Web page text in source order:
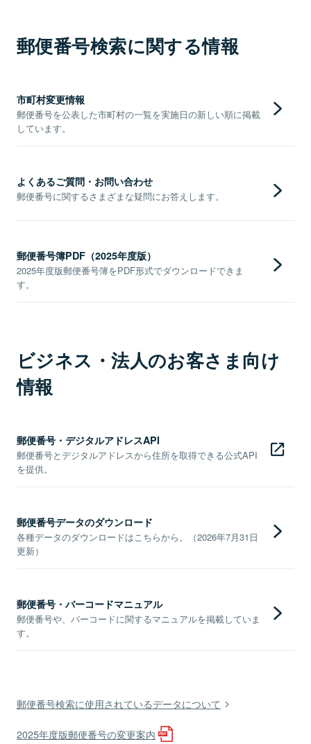
郵便番号検索に関する情報
市町村変更情報
郵便番号を公表した市町村の一覧を実施日の新しい順に掲載
しています。
よくあるご質問・お問い合わせ
郵便番号に関するさまざまな疑問にお答えします。
郵便番号簿PDF（2025年度版）
2025年度版郵便番号簿をPDF形式でダウンロードできま
す。
ビジネス・法人のお客さま向け
情報
郵便番号・デジタルアドレスAPI
郵便番号とデジタルアドレスから住所を取得できる公式API
を提供。
郵便番号データのダウンロード
各種データのダウンロードはこちらから。（2026年7月31日
更新）
郵便番号・バーコードマニュアル
郵便番号や、バーコードに関するマニュアルを掲載していま
す。
郵便番号検索に使用されているデータについて
2025年度版郵便番号の変更案内